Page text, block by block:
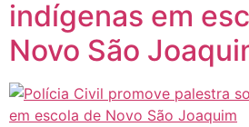
indígenas em
Novo São